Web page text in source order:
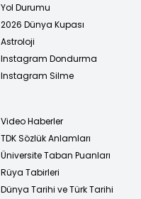
Yol Durumu
2026 Dünya Kupası
Astroloji
Instagram Dondurma
Instagram Silme
Video Haberler
TDK Sözlük Anlamları
Üniversite Taban Puanları
Rüya Tabirleri
Dünya Tarihi ve Türk Tarihi